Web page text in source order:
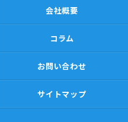
会社概要
コラム
お問い合わせ
サイトマップ